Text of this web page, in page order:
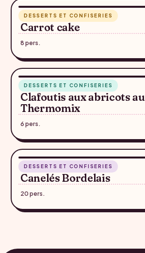
DESSERTS ET CONFISERIES
Carrot cake
8 pers.
DESSERTS ET CONFISERIES
Clafoutis aux abricots au
Thermomix
6 pers.
DESSERTS ET CONFISERIES
Canelés Bordelais
20 pers.